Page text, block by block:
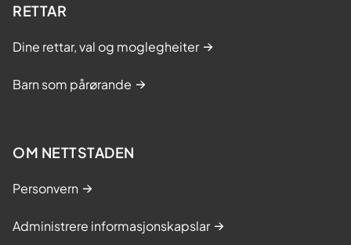
RETTAR
Dine rettar, val og moglegheiter
Barn som pårørande
OM NETTSTADEN
Personvern
Administrere informasjonskapslar